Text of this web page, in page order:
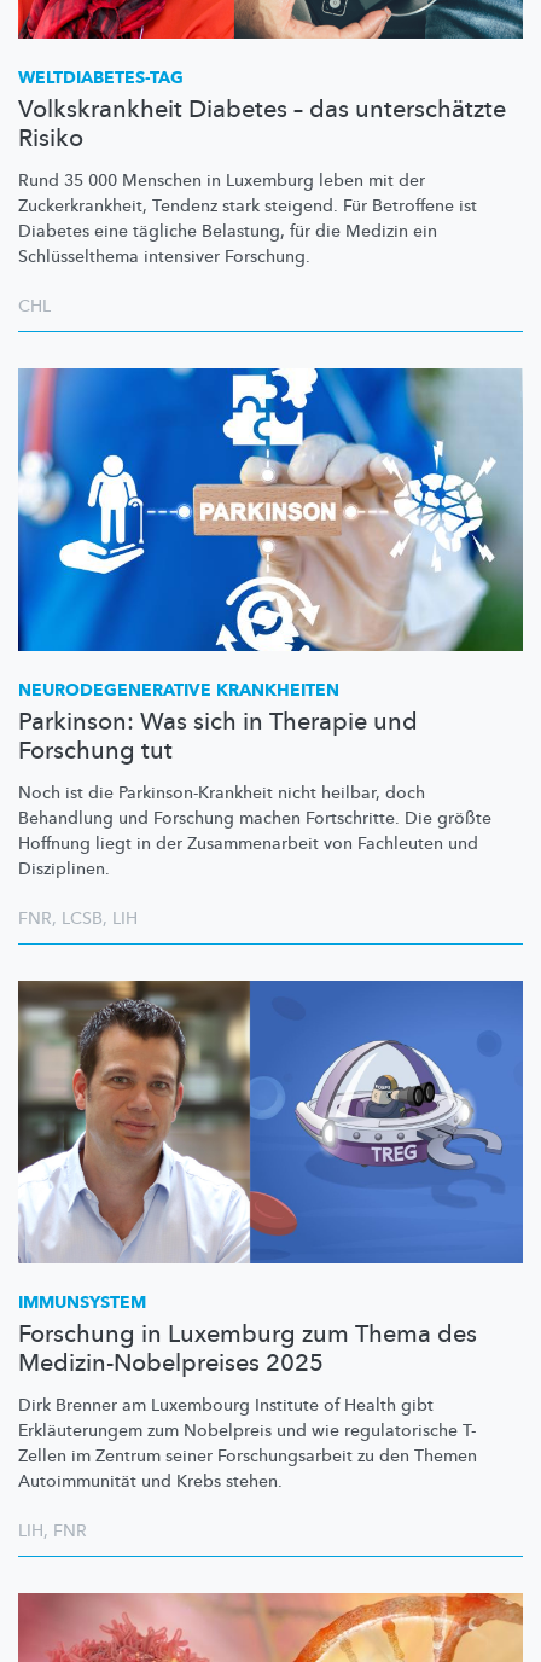
WELTDIABETES-TAG
Volkskrankheit Diabetes – das unterschätzte
Risiko
Rund 35 000 Menschen in Luxemburg leben mit der
Zuckerkrankheit, Tendenz stark steigend. Für Betroffene ist
Diabetes eine tägliche Belastung, für die Medizin ein
Schlüsselthema intensiver Forschung.
CHL
NEURODEGENERATIVE KRANKHEITEN
Parkinson: Was sich in Therapie und
Forschung tut
Noch ist die Parkinson-Krankheit nicht heilbar, doch
Behandlung und Forschung machen Fortschritte. Die größte
Hoffnung liegt in der Zusammenarbeit von Fachleuten und
Disziplinen.
FNR, LCSB, LIH
IMMUNSYSTEM
Forschung in Luxemburg zum Thema des
Medizin-Nobelpreises 2025
Dirk Brenner am Luxembourg Institute of Health gibt
Erkläuterungem zum Nobelpreis und wie regulatorische T-
Zellen im Zentrum seiner Forschungsarbeit zu den Themen
Autoimmunität und Krebs stehen.
LIH, FNR